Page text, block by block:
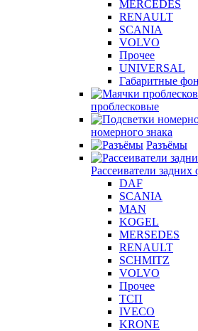
MERCEDES
RENAULT
SCANIA
VOLVO
Прочее
UNIVERSAL
Габаритные
проблесковые
номерного знака
Разъёмы
Рассеиватели задних
DAF
SCANIA
MAN
KOGEL
MERSEDES
RENAULT
SCHMITZ
VOLVO
Прочее
ТСП
IVECO
KRONE